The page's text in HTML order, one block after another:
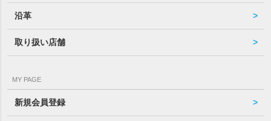
沿革
取り扱い店舗
MY PAGE
新規会員登録